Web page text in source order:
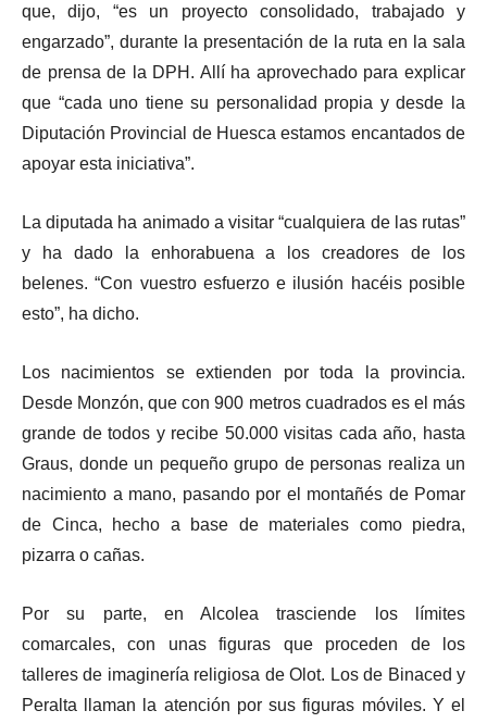
que, dijo, “es un proyecto consolidado, trabajado y
engarzado”, durante la presentación de la ruta en la sala
de prensa de la DPH. Allí ha aprovechado para explicar
que “cada uno tiene su personalidad propia y desde la
Diputación Provincial de Huesca estamos encantados de
apoyar esta iniciativa”.
La diputada ha animado a visitar “cualquiera de las rutas”
y ha dado la enhorabuena a los creadores de los
belenes. “Con vuestro esfuerzo e ilusión hacéis posible
esto”, ha dicho.
Los nacimientos se extienden por toda la provincia.
Desde Monzón, que con 900 metros cuadrados es el más
grande de todos y recibe 50.000 visitas cada año, hasta
Graus, donde un pequeño grupo de personas realiza un
nacimiento a mano, pasando por el montañés de Pomar
de Cinca, hecho a base de materiales como piedra,
pizarra o cañas.
Por su parte, en Alcolea trasciende los límites
comarcales, con unas figuras que proceden de los
talleres de imaginería religiosa de Olot. Los de Binaced y
Peralta llaman la atención por sus figuras móviles. Y el